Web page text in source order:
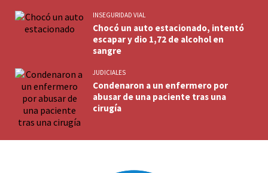
INSEGURIDAD VIAL
Chocó un auto estacionado, intentó
escapar y dio 1,72 de alcohol en
sangre
JUDICIALES
Condenaron a un enfermero por
abusar de una paciente tras una
cirugía